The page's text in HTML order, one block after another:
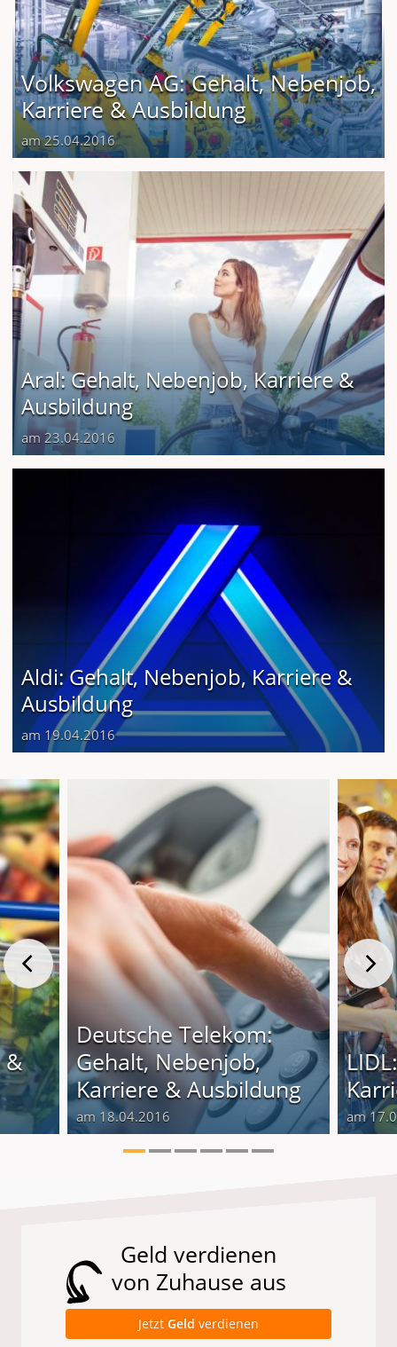
Volkswagen AG: Gehalt, Nebenjob,
Karriere & Ausbildung
am 25.04.2016
Aral: Gehalt, Nebenjob, Karriere &
Ausbildung
am 23.04.2016
Aldi: Gehalt, Nebenjob, Karriere &
Ausbildung
am 19.04.2016
&
Deutsche Telekom:
Gehalt, Nebenjob,
Karriere & Ausbildung
am 18.04.2016 am
Geld verdienen
von Zuhause aus
Jetzt Geld verdienen